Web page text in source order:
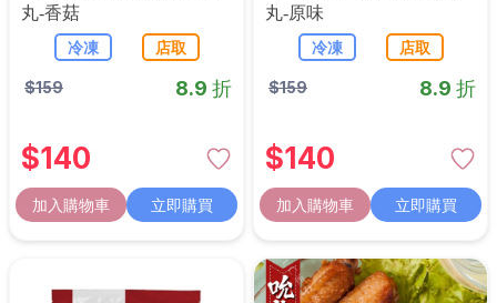
丸-香菇
冷凍
店取
$159 8.9 折
$140
加入購物車 立即購買
丸-原味
冷凍
店取
$159 8.9 折
$140
加入購物車 立即購買